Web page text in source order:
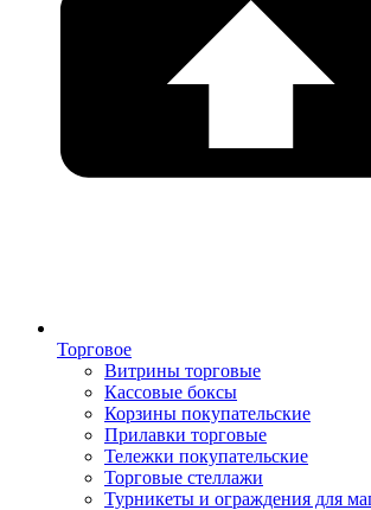
Торговое
Витрины торговые
Кассовые боксы
Корзины покупательские
Прилавки торговые
Тележки покупательские
Торговые стеллажи
Турникеты и ограждения для